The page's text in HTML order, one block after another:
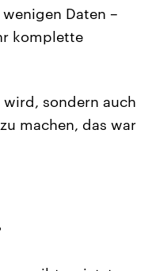
Daten –
komplette
sondern auch
machen, das war